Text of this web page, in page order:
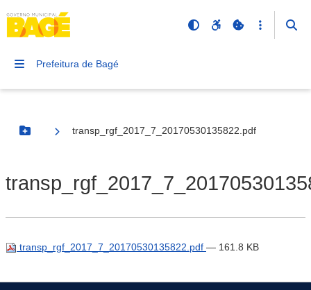
Prefeitura de Bagé
Botão Menu
transp_rgf_2017_7_20170530135822.pdf
transp_rgf_2017_7_20170530135822.pdf — 161.8 KB